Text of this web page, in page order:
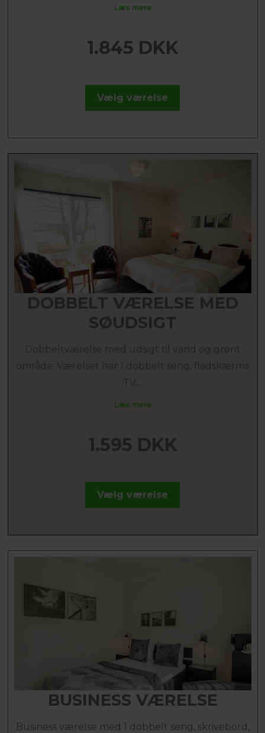
Læs mere
1.845 DKK
Vælg værelse
DOBBELT VÆRELSE MED
SØUDSIGT
Dobbeltværelse med udsigt til vand og grønt
område. Værelset har 1 dobbelt seng, fladskærms
TV,...
Læs mere
1.595 DKK
Vælg værelse
BUSINESS VÆRELSE
Business værelse med 1 dobbelt seng, skrivebord,